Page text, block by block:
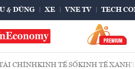
& DÙNG XE VNE TV TECH
CHÍNHKINH TẾ SỐKINH TẾ XANH